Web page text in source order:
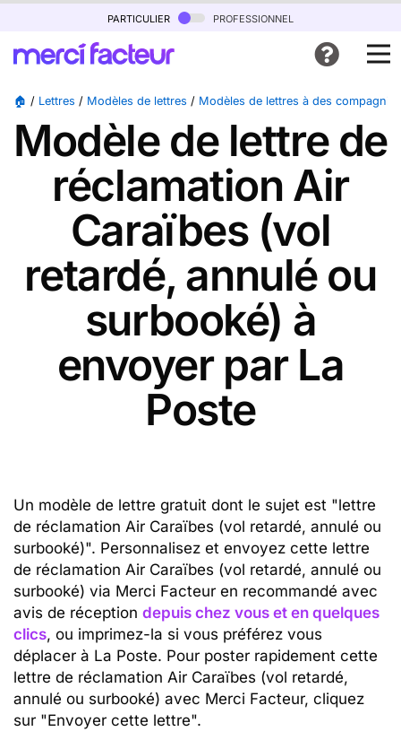
particulier professionnel
🏠 / Lettres / Modèles de lettres / Modèles de lettres à des
Modèle de lettre de
réclamation Air
Caraïbes (vol
retardé, annulé ou
surbooké) à
envoyer par La
Poste
Un modèle de lettre gratuit dont le sujet est "lettre
de réclamation Air Caraïbes (vol retardé, annulé ou
surbooké)". Personnalisez et envoyez cette lettre
de réclamation Air Caraïbes (vol retardé, annulé ou
surbooké) via Merci Facteur en recommandé avec
avis de réception depuis chez vous et en quelques
clics, ou imprimez-la si vous préférez vous
déplacer à La Poste. Pour poster rapidement cette
lettre de réclamation Air Caraïbes (vol retardé,
annulé ou surbooké) avec Merci Facteur, cliquez
sur "Envoyer cette lettre".